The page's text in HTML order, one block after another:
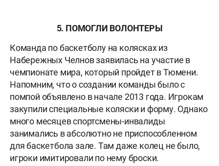
5. ПОМОГЛИ ВОЛОНТЕРЫ
Команда по баскетболу на колясках из
Набережных Челнов заявилась на участие в
чемпионате мира, который пройдет в Тюмени.
Напомним, что о создании команды было с
помпой объявлено в начале 2013 года. Игрокам
закупили специальные коляски и форму. Однако
много месяцев спортсмены-инвалиды
занимались в абсолютно не приспособленном
для баскетбола зале. Там даже колец не было,
игроки имитировали по нему броски.